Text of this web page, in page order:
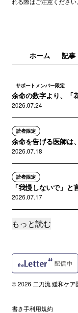
ホーム 記事
サポートメンバー限定
余命の数字より、「
2026.07.24
読者限定
余命を告げる医師は
2026.07.18
読者限定
「我慢しないで」
2026.07.17
読者限定
2026.07.15
「点滴はしない方が
2026.07.12
もっと読む
© 2026 二刀流 緩和ケア
書き手利用規約